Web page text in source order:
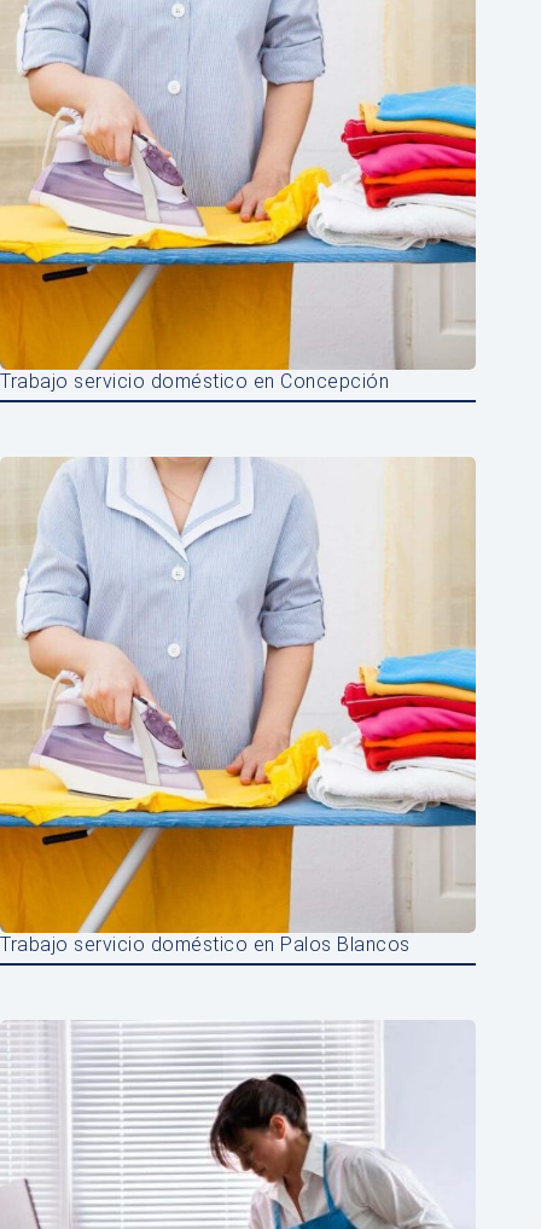
Trabajo servicio doméstico en Concepción
Trabajo servicio doméstico en Palos Blancos